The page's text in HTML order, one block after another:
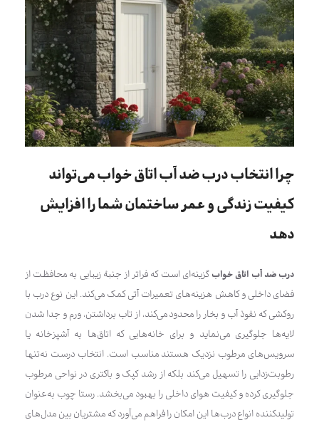
چرا انتخاب درب ضد آب اتاق خواب می‌تواند
کیفیت زندگی و عمر ساختمان شما را افزایش
دهد
درب ضد آب اتاق خوابگزینه‌ای است که فراتر از جنبهٔ زیبایی به محافظت از
فضای داخلی و کاهش هزینه‌های تعمیرات آتی کمک می‌کند. این نوع درب با
روکشی که نفوذ آب و بخار را محدود می‌کند، از تاب برداشتن، ورم و جدا شدن
لایه‌ها جلوگیری می‌نماید و برای خانه‌هایی که اتاق‌ها به آشپزخانه یا
سرویس‌های مرطوب نزدیک هستند مناسب است. انتخاب درست نه‌تنها
رطوبت‌زدایی را تسهیل می‌کند بلکه از رشد کپک و باکتری در نواحی مرطوب
جلوگیری کرده و کیفیت هوای داخلی را بهبود می‌بخشد. رستا چوب به‌عنوان
تولیدکننده انواع درب‌ها این امکان را فراهم می‌آورد که مشتریان بین مدل‌های